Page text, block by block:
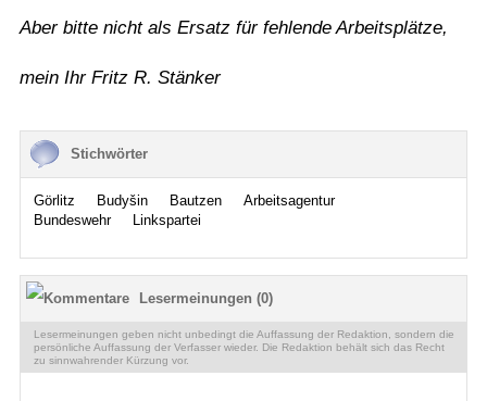
Aber bitte nicht als Ersatz für fehlende Arbeitsplätze,
mein Ihr Fritz R. Stänker
Stichwörter
Görlitz Budyšin Bautzen
Arbeitsagentur
Bundeswehr
Linkspartei
Lesermeinungen (0)
Lesermeinungen geben nicht unbedingt die Auffassung der Redaktion, sondern die
persönliche Auffassung der Verfasser wieder. Die Redaktion behält sich das Recht
zu sinnwahrender Kürzung vor.